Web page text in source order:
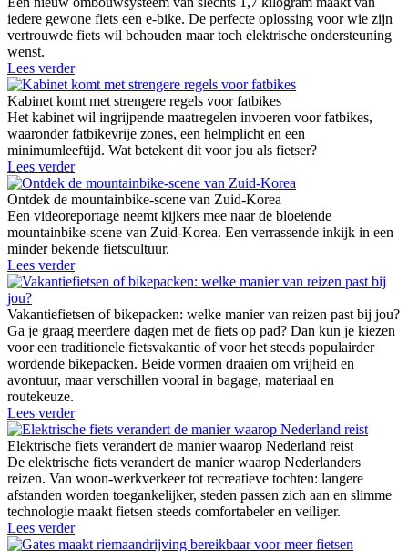
iedere gewone fiets een e-bike. De perfecte oplossing voor wie zijn
vertrouwde fiets wil behouden maar toch elektrische ondersteuning
wenst.
Lees verder
Kabinet komt met strengere regels voor fatbikes
Het kabinet wil ingrijpende maatregelen invoeren voor fatbikes,
waaronder fatbikevrije zones, een helmplicht en een
minimumleeftijd. Wat betekent dit voor jou als fietser?
Lees verder
Ontdek de mountainbike-scene van Zuid-Korea
Een videoreportage neemt kijkers mee naar de bloeiende
mountainbike-scene van Zuid-Korea. Een verrassende inkijk in een
minder bekende fietscultuur.
Lees verder
Vakantiefietsen of bikepacken: welke manier van reizen past bij jou?
Ga je graag meerdere dagen met de fiets op pad? Dan kun je kiezen
voor een traditionele fietsvakantie of voor het steeds populairder
wordende bikepacken. Beide vormen draaien om vrijheid en
avontuur, maar verschillen vooral in bagage, materiaal en
routekeuze.
Lees verder
Elektrische fiets verandert de manier waarop Nederland reist
De elektrische fiets verandert de manier waarop Nederlanders
reizen. Van woon-werkverkeer tot recreatieve tochten: langere
afstanden worden toegankelijker, steden passen zich aan en slimme
technologie maakt fietsen steeds comfortabeler en veiliger.
Lees verder